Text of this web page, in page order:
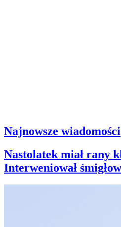
Najnowsze wiadomości
Nastolatek miał rany
Interweniował